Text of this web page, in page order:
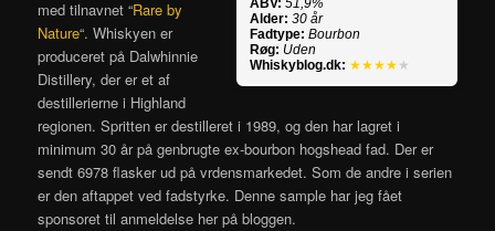
ABV: 51,9%
Alder: 30 år
Fadtype: Bourbon
Røg: Uden
Whiskyblog.dk: ★★★★ ★
med tilnavnet “Rare by
Nature“. Whiskyen er
produceret på Dalwhinnie
Distillery, der er et af
destillerierne i Highland
regionen. Spritten er destilleret i 1989, og den har lagret i
minimum 30 år på genbrugte ex-bourbon hogshead fad. Der er
sendt 6978 flasker ud på vrdensmarkedet. Som de andre i serien
er den aftappet ved fadstyrke. Denne sample har jeg fået
sponsoret til anmeldelse her på bloggen.